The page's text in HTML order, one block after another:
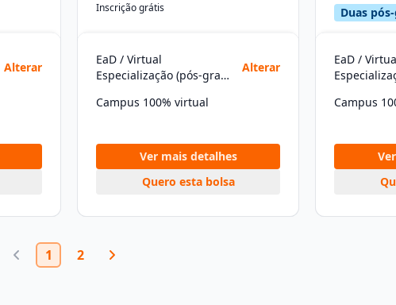
Alterar
Inscrição grátis
EaD / Virtual
Especialização (pós-graduação)
Alterar
Campus 100% virtual
Ver mais detalhes
Quero esta bolsa
Duas
EaD /
Campus
1 2